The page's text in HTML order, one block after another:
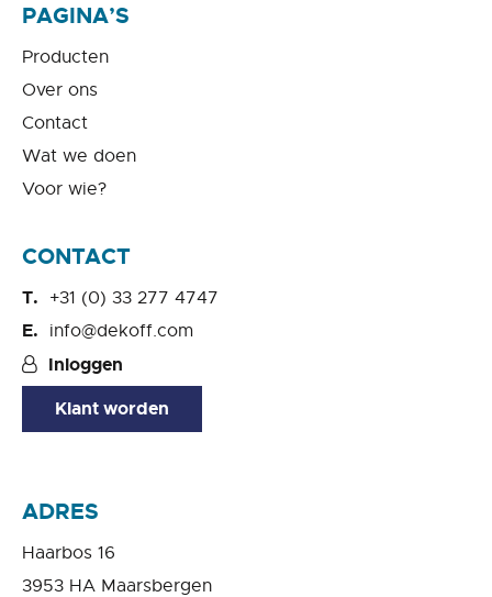
PAGINA’S
Producten
Over ons
Contact
Wat we doen
Voor wie?
CONTACT
+31 (0) 33 277 4747
info@dekoff.com
Inloggen
Klant worden
ADRES
Haarbos 16
3953 HA Maarsbergen